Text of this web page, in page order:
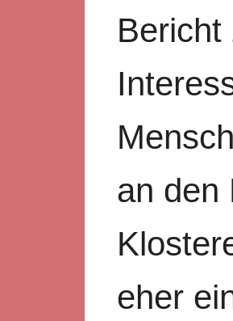
Bericht
an den
eher